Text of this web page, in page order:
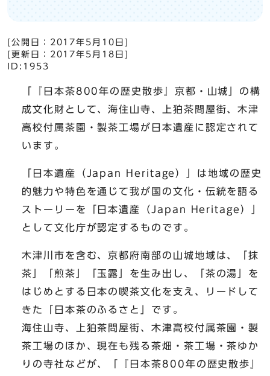
[公開日： 2017年5月10日
[更新日： 2017年5月18日
ID:1953
「『日本茶800年の歴史散歩』京都・山城」の構
成文化財として、海住山寺、上狛茶問屋街、木津
高校付属茶園・製茶工場が日本遺産に認定されて
います。
「日本遺産（Japan Heritage）」は地域の歴史
的魅力や特色を通じて我が国の文化・伝統を語る
ストーリーを「日本遺産（Japan Heritage）」
として文化庁が認定するものです。
木津川市を含む、京都府南部の山城地域は、「抹
茶」「煎茶」「玉露」を生み出し、「茶の湯」を
はじめとする日本の喫茶文化を支え、リードして
きた「日本茶のふるさと」です。
海住山寺、上狛茶問屋街、木津高校付属茶園・製
茶工場のほか、現在も残る茶畑・茶工場・茶ゆか
りの寺社などが、「『日本茶800年の歴史散歩』